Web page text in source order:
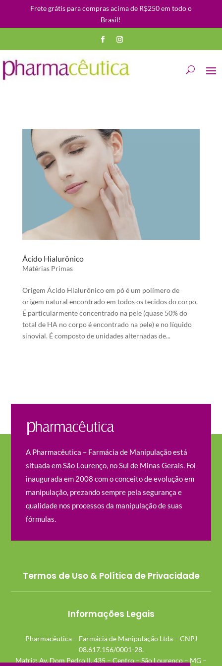
Frete grátis para compras acima de R$250 em todo o
Brasil!
Ácido Hialurônico
Matérias Primas
Origem Ácido Hialurônico em pó é um polímero de
origem natural encontrado em todos os tecidos do corpo.
É particularmente concentrado na pele (quase 50% do
total de HA no corpo é encontrado na pele) e no líquido
sinovial. É composto de unidades alternadas de...
A Pharmacêutica – Farmácia de Manipulação está
situada em São Lourenço, no Sul de Minas Gerais. Foi
inaugurada em 2008 com o conceito de evolução em
manipulação, prezando sempre pela segurança e
qualidade nos processos da manipulação de suas
fórmulas.
Termos de Uso & Política de Privacidade
Informações Legais
Pharmacêutica – Farmácia de Manipulação Ltda – CNPJ
08.617.156/0001-28.
Matriz: Av. Dom Pedro II, 435 – Centro – São Lourenço – MG –